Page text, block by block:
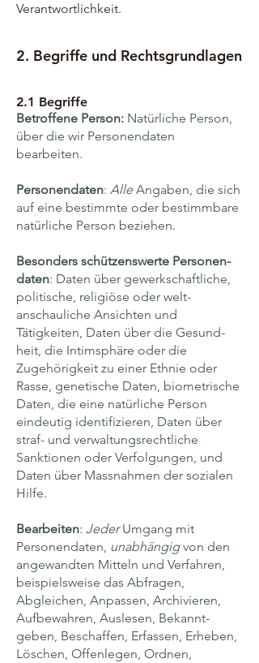
Verant­wort­lich­keit.
2. Begriffe und Rechtsgrundlagen
2.1 Begriffe
Betroffene Person: Natürliche Person,
über die wir Personen­daten
bearbeiten.
Personen­daten: Alle Angaben, die sich
auf eine bestimmte oder bestimmbare
natürliche Person beziehen.
Besonders schützenswerte Personen­
daten: Daten über gewerk­schaftliche,
politische, religiöse oder welt­
anschauliche Ansichten und
Tätigkeiten, Daten über die Gesund­
heit, die Intim­sphäre oder die
Zugehörigkeit zu einer Ethnie oder
Rasse, genetische Daten, biometrische
Daten, die eine natürliche Person
eindeutig identifizieren, Daten über
straf- und verwaltungs­rechtliche
Sanktionen oder Verfolgungen, und
Daten über Mass­nahmen der sozialen
Hilfe.
Bearbeiten: JederUmgang mit
Personen­daten, unabhängigvon den
angewandten Mitteln und Verfahren,
beispielsweise das Abfragen,
Abgleichen, Anpassen, Archivieren,
Aufbewahren, Auslesen, Bekannt­
geben, Beschaffen, Erfassen, Erheben,
Löschen, Offenlegen, Ordnen,